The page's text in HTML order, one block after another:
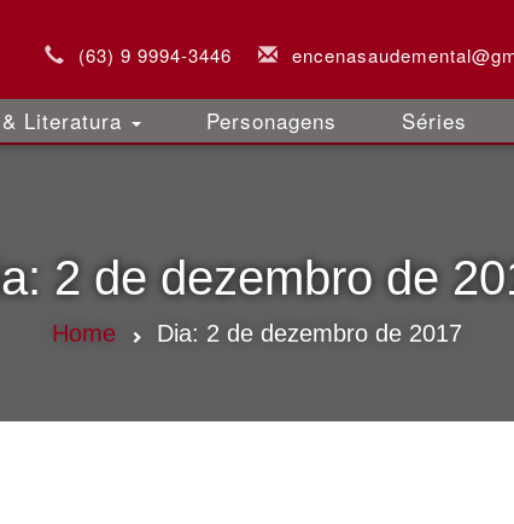
(63) 9 9994-3446
Literatura Personagens Séries
2 de dezembro de
Home Dia: 2 de dezembro de 2017